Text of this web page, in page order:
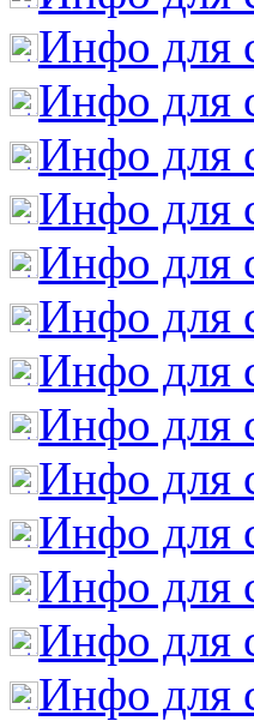
Инфо для
Инфо для
Инфо для
Инфо для
Инфо для
Инфо для
Инфо для
Инфо для
Инфо для
Инфо для
Инфо для
Инфо для
Инфо для